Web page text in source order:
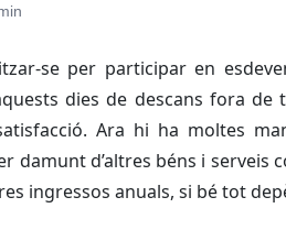
se per participar en
dies de descans fora de
Ara hi ha moltes
damunt d’altres béns i serveis
ingressos anuals, si bé tot